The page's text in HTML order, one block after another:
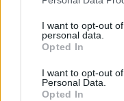
not limited to your visit
grant or deny consent
use your data for
consent section.
I want to opt-out
personal data.
Opted In
I want to opt-out
Personal Data.
Opted In
Budakeszi
14. péntek,